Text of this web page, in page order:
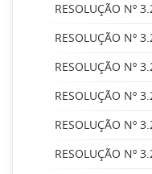
RESOLUÇÃO Nº
RESOLUÇÃO Nº
RESOLUÇÃO Nº
RESOLUÇÃO Nº
RESOLUÇÃO Nº
RESOLUÇÃO Nº